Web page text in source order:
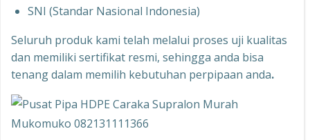
SNI (Standar Nasional Indonesia)
Seluruh produk kami telah melalui proses uji kualitas
dan memiliki sertifikat resmi, sehingga anda bisa
tenang dalam memilih kebutuhan perpipaan anda.